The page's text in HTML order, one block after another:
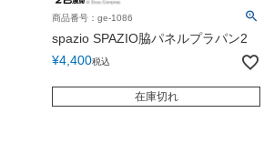
商品番号：ge-1086
spazio SPAZIO脇パネルプラパン2
¥4,400税込
在庫切れ